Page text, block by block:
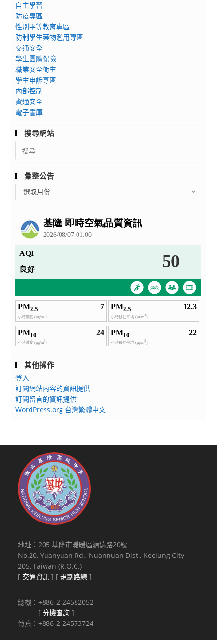
自主學習
防疫專區
性別平等教育專區
防制學生藥物濫用專區
交通安全
學生團體保險
職業安全衛生
學生申訴專區
內部控制
資通安全
電子書庫
搜尋網站
Search
for:
彙整公告
整
選取月份
其他操作
登入
訂閱網站內容的資訊提供
訂閱留言的資訊提供
WordPress.org 台灣繁體中文
地址：205 基隆市暖暖區源遠路20號
No.20, Yuanyuan Rd., Nuannuan Dist., Keelung City
205, Taiwan (R.O.C.)
[ 交通資訊 ] [規劃路線 ]
總機：+886-2-24582052
[分機查詢 ]
傳真：+886-2-24573724